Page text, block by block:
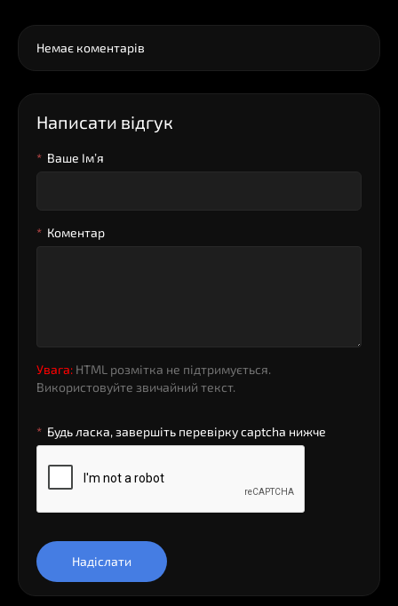
Немає коментарів
Написати відгук
Ваше Iм’я
Коментар
Увага: HTML розмітка не підтримується.
Використовуйте звичайний текст.
Будь ласка, завершіть перевірку captcha нижче
Надіслати